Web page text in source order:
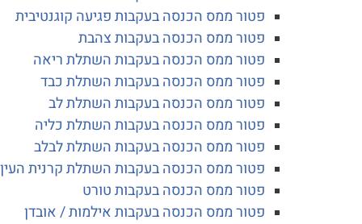
פטור ממס הכנסה בעקבות פגיעה קוגנטיבית
פטור ממס הכנסה בעקבות צהבת
פטור ממס הכנסה בעקבות השתלת ריאה
פטור ממס הכנסה בעקבות השתלת כבד
פטור ממס הכנסה בעקבות השתלת לב
פטור ממס הכנסה בעקבות השתלת כליה
פטור ממס הכנסה בעקבות השתלת לבלב
פטור ממס הכנסה בעקבות השתלת קרנית העין
פטור ממס הכנסה בעקבות טורט
פטור ממס הכנסה בעקבות אילמות / אובדן